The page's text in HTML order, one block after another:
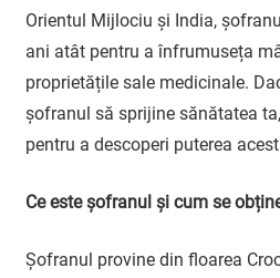
Orientul Mijlociu și India,
ani atât pentru a înfrumuseța
proprietățile sale medicinale.
șofranul să sprijine sănătatea
pentru a descoperi puterea
Ce este șofranul și cum se
Șofranul provine din floarea